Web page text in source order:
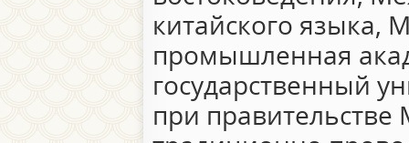
китайского языка,
промышленная
государственный
при